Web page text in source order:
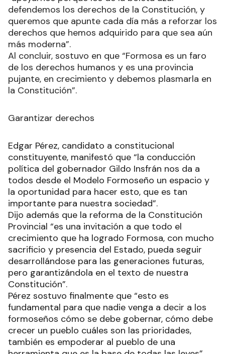
defendemos los derechos de la Constitución, y
queremos que apunte cada día más a reforzar los
derechos que hemos adquirido para que sea aún
más moderna”.
Al concluir, sostuvo en que “Formosa es un faro
de los derechos humanos y es una provincia
pujante, en crecimiento y debemos plasmarla en
la Constitución”.
Garantizar derechos
Edgar Pérez, candidato a constitucional
constituyente, manifestó que “la conducción
política del gobernador Gildo Insfrán nos da a
todos desde el Modelo Formoseño un espacio y
la oportunidad para hacer esto, que es tan
importante para nuestra sociedad”.
Dijo además que la reforma de la Constitución
Provincial “es una invitación a que todo el
crecimiento que ha logrado Formosa, con mucho
sacrificio y presencia del Estado, pueda seguir
desarrollándose para las generaciones futuras,
pero garantizándola en el texto de nuestra
Constitución”.
Pérez sostuvo finalmente que “esto es
fundamental para que nadie venga a decir a los
formoseños cómo se debe gobernar, cómo debe
crecer un pueblo cuáles son las prioridades,
también es empoderar al pueblo de una